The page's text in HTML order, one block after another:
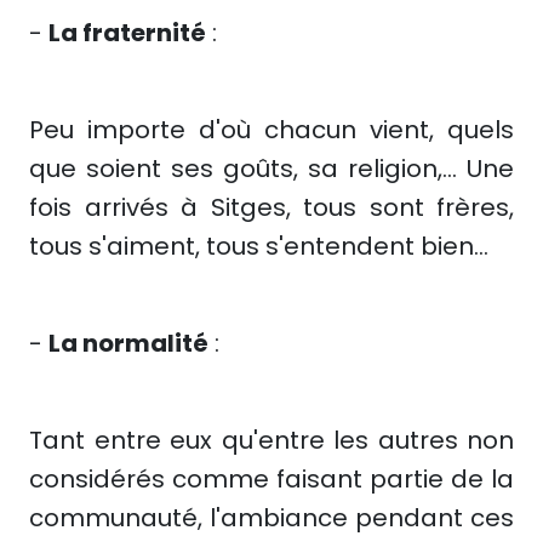
- La fraternité :
Peu importe d'où chacun vient, quels
que soient ses goûts, sa religion,... Une
fois arrivés à Sitges, tous sont frères,
tous s'aiment, tous s'entendent bien...
- La normalité :
Tant entre eux qu'entre les autres non
considérés comme faisant partie de la
communauté, l'ambiance pendant ces